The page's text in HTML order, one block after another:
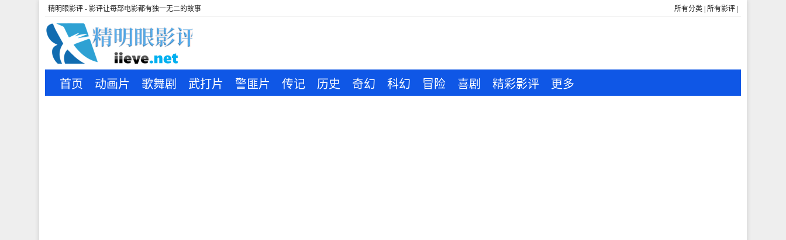
所有分类 所有影评
精明眼影评 - 影评让每部电影都有独一无二的故事
首页 动画片 歌舞剧 武打片 警匪片 传记 历史 奇幻 科幻 冒险 喜剧 精彩影评 更多